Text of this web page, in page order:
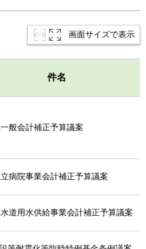
画面サイズで表示
件名
般会計補正予算議案
病院事業会計補正予算議案
道用水供給事業会計補正予算議案